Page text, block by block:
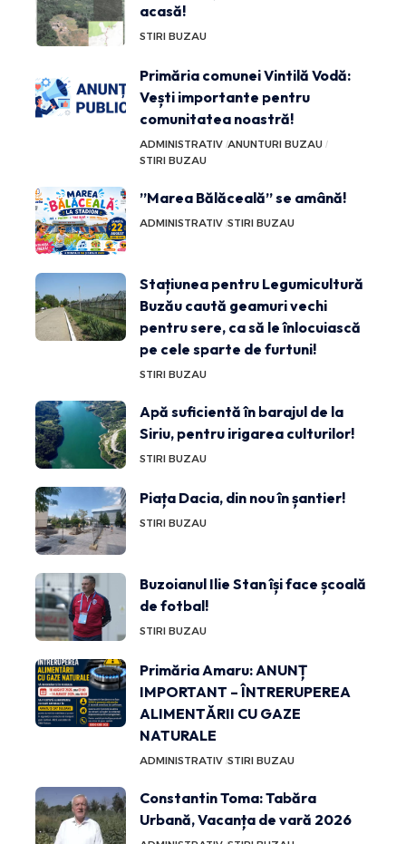
acasă!
STIRI BUZAU
Primăria comunei Vintilă Vodă:
Vești importante pentru
comunitatea noastră!
ADMINISTRATIV ANUNTURI BUZAU
STIRI BUZAU
”Marea Bălăceală” se amână!
ADMINISTRATIV STIRI BUZAU
Stațiunea pentru Legumicultură
Buzău caută geamuri vechi
pentru sere, ca să le înlocuiască
pe cele sparte de furtuni!
STIRI BUZAU
Apă suficientă în barajul de la
Siriu, pentru irigarea culturilor!
STIRI BUZAU
Piața Dacia, din nou în șantier!
STIRI BUZAU
Buzoianul Ilie Stan își face școală
de fotbal!
STIRI BUZAU
Primăria Amaru: ANUNȚ
IMPORTANT – ÎNTRERUPEREA
ALIMENTĂRII CU GAZE
NATURALE
ADMINISTRATIV STIRI BUZAU
Constantin Toma: Tabăra
Urbană, Vacanța de vară 2026